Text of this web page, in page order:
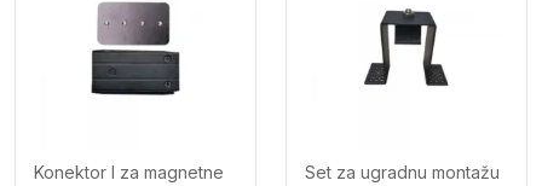
Konektor I za magnetne
Set za ugradnu montažu